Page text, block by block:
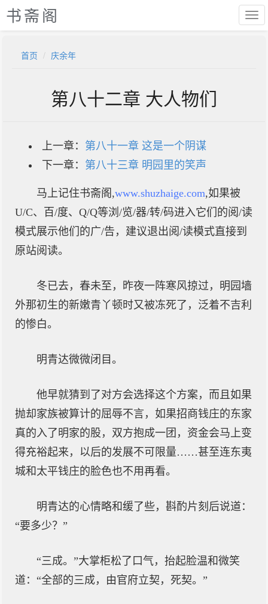
书斋阁
首页 庆余年
第八十二章 大人物们
上一章： 第八十一章 这是一个阴谋
下一章： 第八十三章 明园里的笑声
马上记住书斋阁,www.shuzhaige.com,如果被
U/C、百/度、Q/Q等浏/览/器/转/码进入它们的阅/读
模式展示他们的广/告，建议退出阅/读模式直接到
原站阅读。
冬已去，春未至，昨夜一阵寒风掠过，明园墙
外那初生的新嫩青丫顿时又被冻死了，泛着不吉利
的惨白。
明青达微微闭目。
他早就猜到了对方会选择这个方案，而且如果
抛却家族被算计的屈辱不言，如果招商钱庄的东家
真的入了明家的股，双方抱成一团，资金会马上变
得充裕起来，以后的发展不可限量……甚至连东夷
城和太平钱庄的脸色也不用再看。
明青达的心情略和缓了些，斟酌片刻后说道：
“要多少？”
“三成。”大掌柜松了口气，抬起脸温和微笑
道：“全部的三成，由官府立契，死契。”